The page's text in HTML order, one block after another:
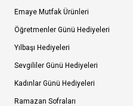
Emaye Mutfak Ürünleri
Öğretmenler Günü Hediyeleri
Yılbaşı Hediyeleri
Sevgililer Günü Hediyeleri
Kadınlar Günü Hediyeleri
Ramazan Sofraları